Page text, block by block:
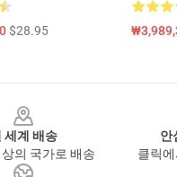
$28.95
세계 배송
의 국가로 배송
안
클릭